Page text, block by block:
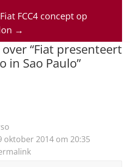
n s
FCC4 concept op
→
“Fiat presenteert
in Sao Paulo”
oktober 2014 om 20:35